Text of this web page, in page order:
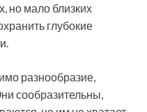
но мало близких
глубокие
разнообразие,
сообразительны,